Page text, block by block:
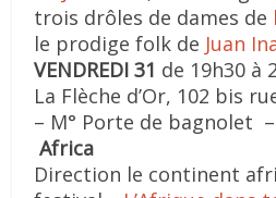
trois drôles de dames de
le prodige folk de Juan
VENDREDI 31 de 19h30 à
La Flèche d’Or, 102 bis
– M° Porte de bagnolet –
Africa
Direction le continent